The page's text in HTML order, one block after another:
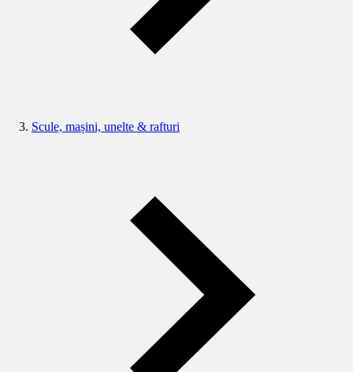
Scule, mașini, unelte & rafturi